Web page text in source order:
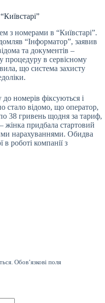
з номерами в “Київстарі”.
“Інформатор”, заявив
та документів –
процедуру в сервісному
що система захисту
номерів фіксуються і
стало відомо, що оператор,
38 гривень щодня за тариф,
жінка придбала стартовий
нарахуваннями. Обидва
в роботі компанії з
Обов’язкові поля